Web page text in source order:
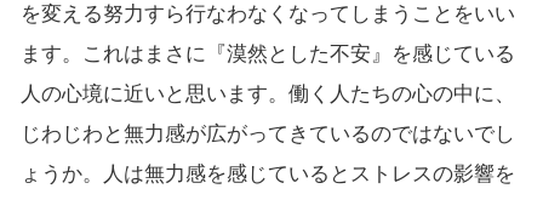
を変える努力すら行なわなくなってしまうことをいい
ます。これはまさに『漠然とした不安』を感じている
人の心境に近いと思います。働く人たちの心の中に、
じわじわと無力感が広がってきているのではないでし
ょうか。人は無力感を感じているとストレスの影響を